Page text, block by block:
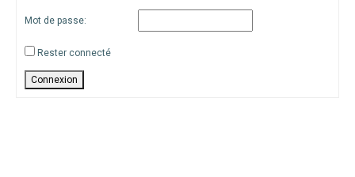
Mot de passe:
Rester connecté
Connexion